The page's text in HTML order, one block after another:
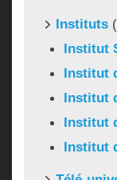
Instituts
Institut
Institut
Institut
Institut
Institut